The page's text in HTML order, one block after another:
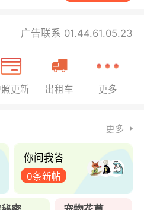
广告联系 01.44.61.05.23
更新 出租车 更多
更多
你问我答
0条新帖